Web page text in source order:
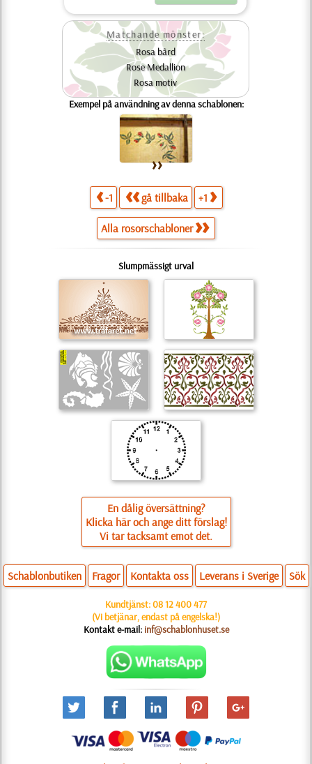
Matchande mönster:
Rosa bård
Rose Medallion
Rosa motiv
Exempel på användning av denna schablonen:
-1 gå tillbaka +1
Alla rosorschabloner
Slumpmässigt urval
En dålig översättning?
Klicka här och ange ditt förslag!
Vi tar tacksamt emot det.
Schablonbutiken Fragor Kontakta oss Leverans i Sverige Sök
Kundtjänst:08 12 400 477
(Vi betjänar, endast på engelska!)
Kontakt e-mail: inf@schablonhuset.se